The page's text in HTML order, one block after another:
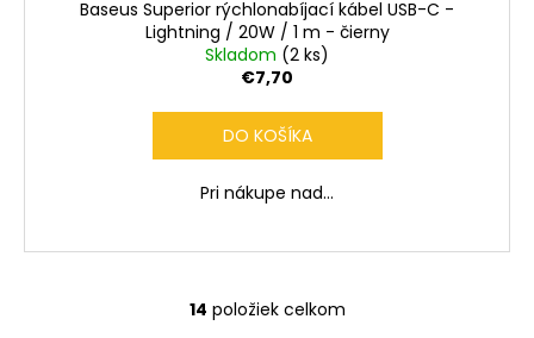
Baseus Superior rýchlonabíjací kábel USB-C -
Lightning / 20W / 1 m - čierny
Skladom (2 ks)
€7,70
DO KOŠÍKA
Pri nákupe nad...
O
14 položiek celkom